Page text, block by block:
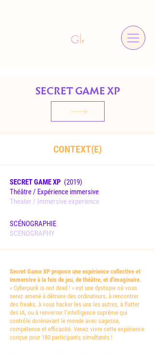
SECRET GAME XP
CONTEXT(E)
SECRET GAME XP (2019)
Théâtre / Expérience immersive
Theater / Immersive experience
SCÉNOGRAPHIE
SCENOGRAPHY
Secret Game XP propose une expérience collective et
immersive à la fois de jeu, de théâtre, et d'imaginaire.
« Cyberpunk is not dead ! » est une dystopie où vous
serez amené à détruire des ordinateurs, à rencontrer
des freaks, à vous hacker les uns les autres, à flatter
des IA, ou à renverser l’intelligence suprême qui
contrôle dorénavant le monde avec sagesse,
compétence et efficacité. Venez vivre cette expérience
conçue pour 180 participants simultanés !